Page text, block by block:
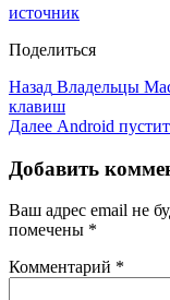
источник
Поделиться
Назад Владельцы
клавиш
Далее Android
Добавить
Ваш адрес email не
помечены *
Комментарий *